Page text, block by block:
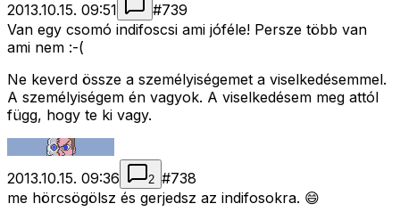
2013.10.15. 09:51 #739
Van egy csomó indifoscsi ami jóféle! Persze több van
ami nem :-(
Ne keverd össze a személyiségemet a viselkedésemmel.
A személyiségem én vagyok. A viselkedésem meg attól
függ, hogy te ki vagy.
2013.10.15. 09:36 2 #738
me hörcsögölsz és gerjedsz az indifosokra. 😄